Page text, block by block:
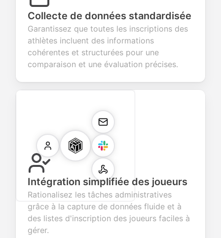
Collecte de données standardisée
Garantissez que toutes les inscriptions des
athlètes incluent des informations
cohérentes et structurées pour une
comparaison et une évaluation précises.
Intégration simplifiée des joueurs
Rationalisez les tâches administratives
grâce à la capture de données fluide et à
des listes d'inscription des joueurs faciles à
gérer.